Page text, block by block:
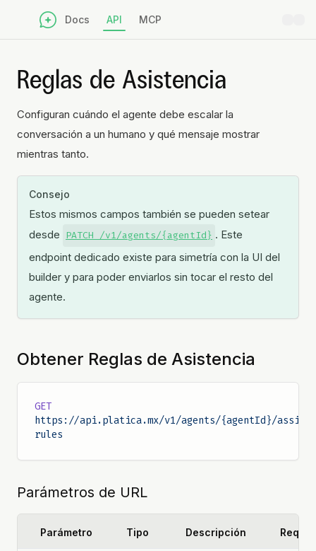
Docs API MCP
Reglas de Asistencia
Configuran cuándo el agente debe escalar la
conversación a un humano y qué mensaje mostrar
mientras tanto.
Consejo
Estos mismos campos también se pueden setear
desde PATCH /v1/agents/{agentId} . Este
endpoint dedicado existe para simetría con la UI del
builder y para poder enviarlos sin tocar el resto del
agente.
Obtener Reglas de Asistencia
GET
https://api.platica.mx/v1/agents/{agentId}/assist-
rules
Parámetros de URL
Parámetro Tipo Descripción